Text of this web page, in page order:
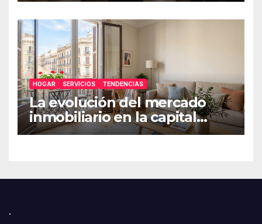
HOGAR SERVICIOS TENDENCIAS
La evolución del mercado
inmobiliario en la capital
catalana
.